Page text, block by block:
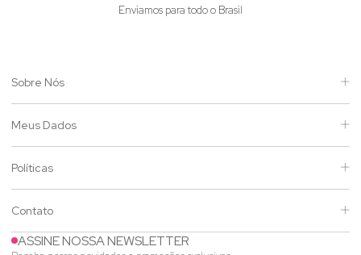
Enviamos para todo o Brasil
Sobre Nós
Meus Dados
Políticas
Contato
ASSINE NOSSA NEWSLETTER